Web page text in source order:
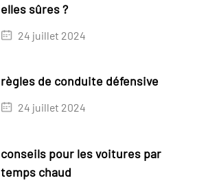
elles sûres ?
24 juillet 2024
règles de conduite défensive
24 juillet 2024
conseils pour les voitures par
temps chaud